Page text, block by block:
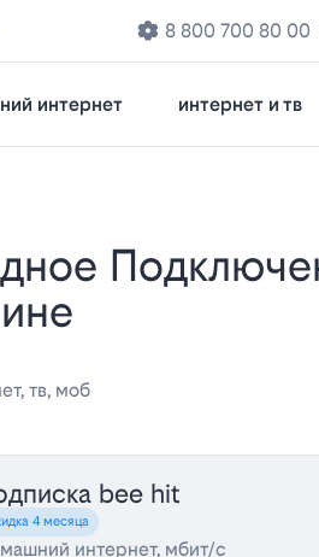
8 800 700 80 00
интернет интернет и тв
тв, моб
bee hit
4 месяца
интернет, мбит/с